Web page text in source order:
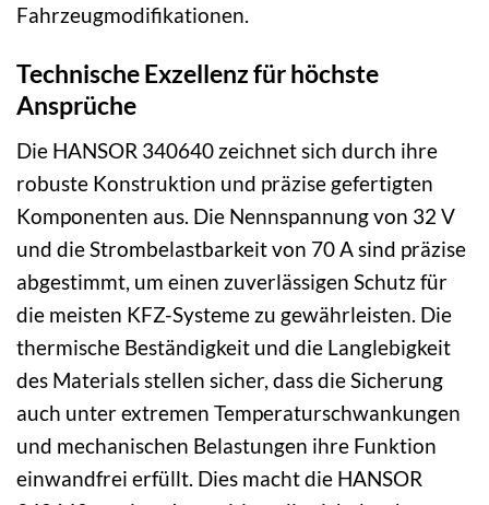
Fahrzeugmodifikationen.
Technische Exzellenz für höchste
Ansprüche
Die HANSOR 340640 zeichnet sich durch ihre
robuste Konstruktion und präzise gefertigten
Komponenten aus. Die Nennspannung von 32 V
und die Strombelastbarkeit von 70 A sind präzise
abgestimmt, um einen zuverlässigen Schutz für
die meisten KFZ-Systeme zu gewährleisten. Die
thermische Beständigkeit und die Langlebigkeit
des Materials stellen sicher, dass die Sicherung
auch unter extremen Temperaturschwankungen
und mechanischen Belastungen ihre Funktion
einwandfrei erfüllt. Dies macht die HANSOR